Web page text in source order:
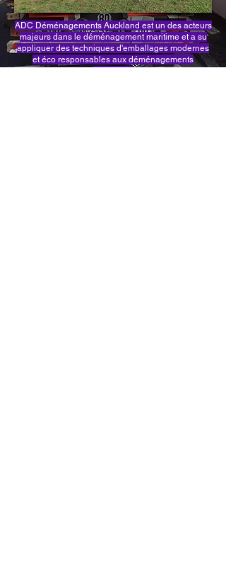
ADC Déménagements Auckland est un des acteurs
majeurs dans le déménagement maritime et a su
appliquer des techniques d'emballages modernes
et éco responsables aux déménagements
maritimes.